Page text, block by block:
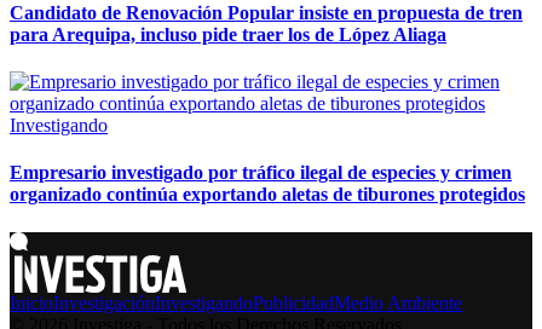
Candidato de Renovación Popular insiste en propuesta de tren
para Arequipa, incluso pide traer los de López Aliaga
Investigando
Empresario investigado por tráfico ilegal de especies y crimen
organizado continúa exportando aletas de tiburones protegidos
InicioInvestigaciónInvestigandoPublicidadMedio Ambiente